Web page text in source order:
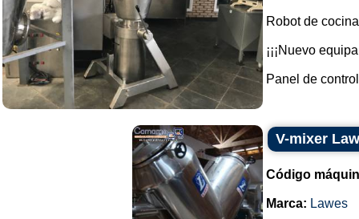
Robot de
¡¡¡Nuevo
Panel de
V-mixer
Código
Marca: Lawes